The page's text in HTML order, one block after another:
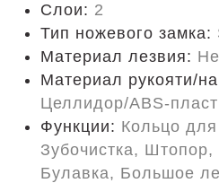
Слои: 2
Тип ножевого замка:
Материал лезвия:
Материал рукояти/
Целлидор/ABS-
Функции: Кольцо
Зубочистка,
Булавка, Большое